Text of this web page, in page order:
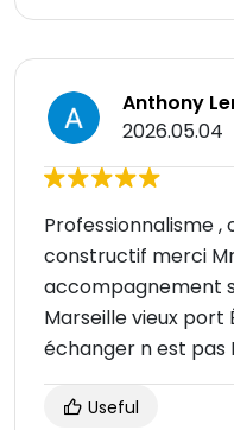
Anthony
2026.05.04
Professionnalisme
constructif merci
accompagnement
Marseille vieux
échanger n est pas
Useful